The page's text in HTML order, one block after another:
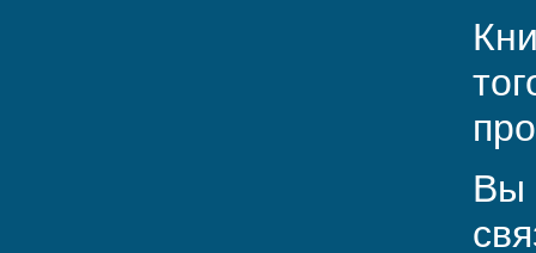
Вы